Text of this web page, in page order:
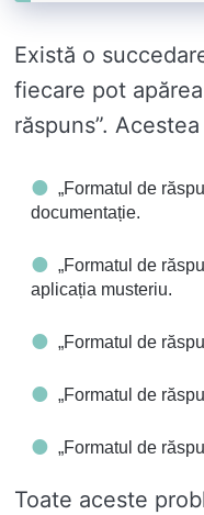
Există o
fiecare pot
răspuns”.
„Formatul de
documentație.
„Formatul de
aplicația musteriu.
„Formatul de
„Formatul de
„Formatul de
Toate aceste